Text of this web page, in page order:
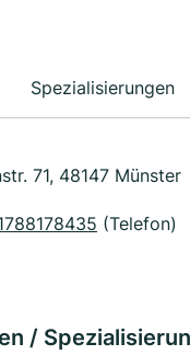
Spezialisierungen
71, 48147 Münster
(Telefon)
/